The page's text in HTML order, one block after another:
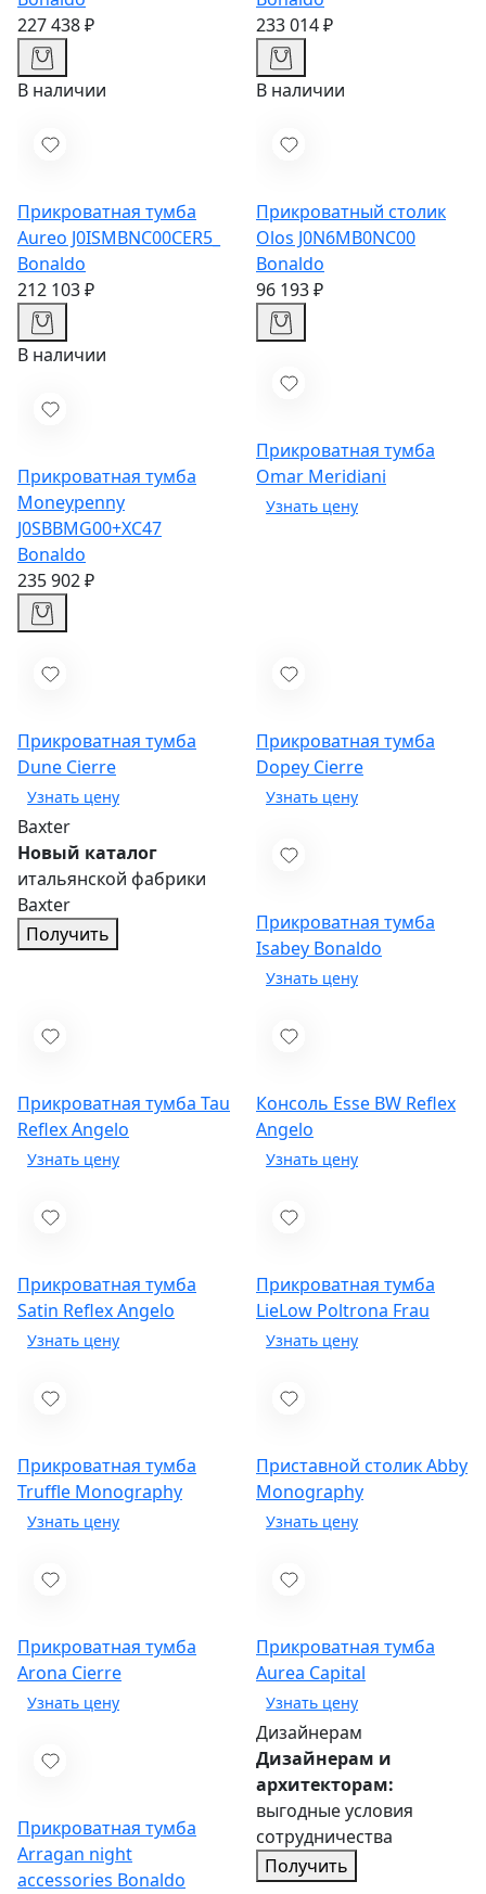
227 438 ₽
233 014 ₽
В наличии
Прикроватная тумба
Aureo J0ISMBNC00CER5_
Bonaldo
212 103 ₽
В наличии
Прикроватный столик
Olos J0N6MB0NC00
Bonaldo
96 193 ₽
В наличии
Прикроватная тумба
Moneypenny
J0SBBMG00+XC47
Bonaldo
235 902 ₽
Прикроватная тумба
Omar Meridiani
Прикроватная тумба
Dune Cierre
Прикроватная тумба
Dopey Cierre
Baxter
Новый каталог
итальянской фабрики
Baxter
Получить
Прикроватная тумба
Isabey Bonaldo
Прикроватная тумба Tau
Reflex Angelo
Консоль Esse BW Reflex
Angelo
Прикроватная тумба
Satin Reflex Angelo
Прикроватная тумба
LieLow Poltrona Frau
Прикроватная тумба
Truffle Monography
Приставной столик Abby
Monography
Прикроватная тумба
Arona Cierre
Прикроватная тумба
Aurea Capital
Прикроватная тумба
Arragan night
accessories Bonaldo
Дизайнерам
Дизайнерам и
архитекторам:
выгодные условия
сотрудничества
Получить